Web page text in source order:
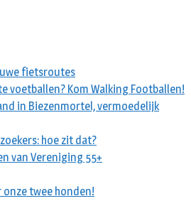
fietsroutes
voetballen? Kom Walking Footballen!
in Biezenmortel, vermoedelijk
hoe zit dat?
van Vereniging 55+
onze twee honden!